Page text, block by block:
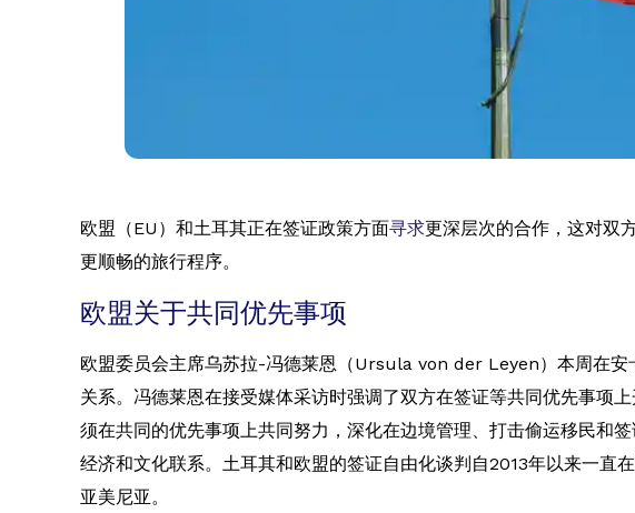
欧盟（EU）和土耳其正在签证政策方面寻求更深层次的合作，这对双
更顺畅的旅行程序。
欧盟关于共同优先事项
欧盟委员会主席乌苏拉-冯德莱恩（Ursula von der Leyen）本周在
关系。冯德莱恩在接受媒体采访时强调了双方在签证等共同优先事项
须在共同的优先事项上共同努力，深化在边境管理、打击偷运移民和
经济和文化联系。土耳其和欧盟的签证自由化谈判自2013年以来一直
亚美尼亚。